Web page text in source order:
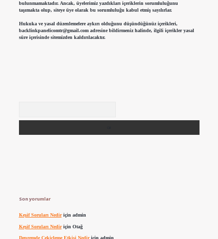
bulunmamaktadır. Ancak, üyelerimiz yazdıkları içeriklerin sorumluluğunu
taşımakta olup, siteye üye olarak bu sorumluluğu kabul etmiş sayılırlar.
Hukuka ve yasal düzenlemelere aykırı olduğunu düşündüğünüz içerikleri,
backlinkpanelicomtr@gmail.comadresine bildirmeniz halinde, ilgili içerikler yasal
süre içerisinde sitemizden kaldırılacaktır.
Son yorumlar
Keşif Soruları Nediriçin admin
Keşif Soruları Nediriçin Otağ